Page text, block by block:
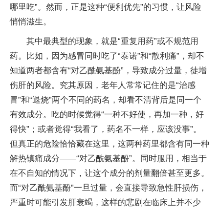
哪里吃”。然而，正是这种“便利优先”的习惯，让风险
悄悄滋生。
其中最典型的现象，就是“重复用药”或不规范用
药。比如，因为感冒同时吃了“泰诺”和“散利痛”，却不
知道两者都含有“对乙酰氨基酚”，导致成分过量，徒增
伤肝的风险。究其原因，老年人常常记住的是“治感
冒”和“退烧”两个不同的药名，却看不清背后是同一个
有效成分。吃的时候觉得“一种不好使，再加一种，好
得快”；或者觉得“我看了，药名不一样，应该没事”。
但真正的危险恰恰藏在这里，这两种药里都含有同一种
解热镇痛成分——“对乙酰氨基酚”。同时服用，相当于
在不自知的情况下，让这个成分的剂量翻倍甚至更多。
而“对乙酰氨基酚”一旦过量，会直接导致急性肝损伤，
严重时可能引发肝衰竭，这样的悲剧在临床上并不少